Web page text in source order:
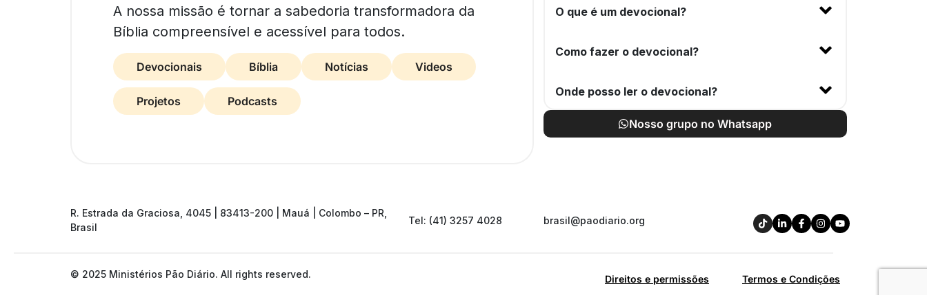
A nossa missão é tornar a sabedoria transformadora da
Bíblia compreensível e acessível para todos.
Devocionais Bíblia Notícias Videos
Projetos Podcasts
O que é um devocional?
Como fazer o devocional?
Onde posso ler o devocional?
Nosso grupo no Whatsapp
R. Estrada da Graciosa, 4045 | 83413-200 | Mauá | Colombo – PR,
Brasil
Tel: (41) 3257 4028 brasil@paodiario.org
© 2025 Ministérios Pão Diário. All rights reserved. Direitos e permissões Termos e Condições